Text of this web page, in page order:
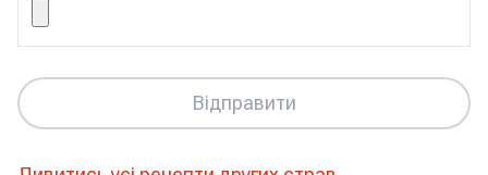
Відправити